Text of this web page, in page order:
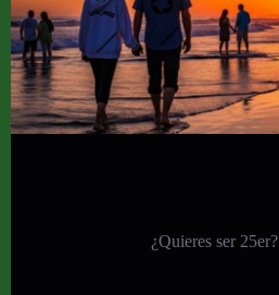
¿Quieres ser 25er?